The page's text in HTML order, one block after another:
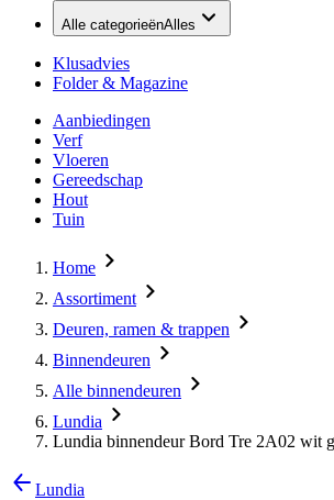
Alle categorieënAlles
Klusadvies
Folder & Magazine
Aanbiedingen
Verf
Vloeren
Gereedschap
Hout
Tuin
Home
Assortiment
Deuren, ramen & trappen
Binnendeuren
Alle binnendeuren
Lundia
Lundia binnendeur Bord Tre 2A02 wit
Lundia